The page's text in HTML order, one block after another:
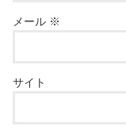
メール ※
サイト